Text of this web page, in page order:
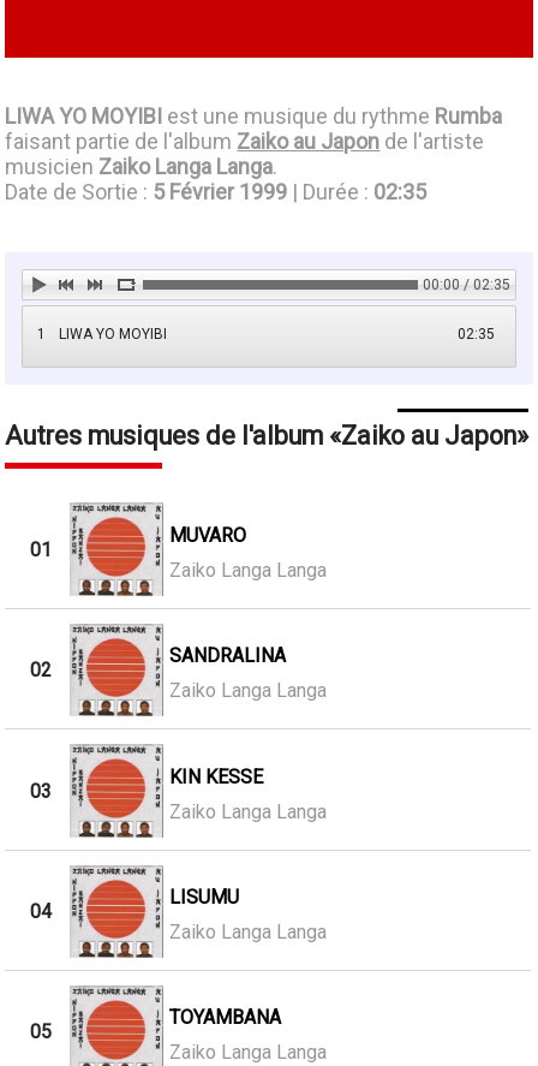
LIWA YO MOYIBI est une musique du rythme Rumba
faisant partie de l'album Zaiko au Japon de l'artiste
musicien Zaiko Langa Langa.
Date de Sortie : 5 Février 1999 | Durée : 02:35
00:00 / 02:35
1 02:35
LIWA YO MOYIBI
Autres musiques de l'album Zaiko au Japon
01
MUVARO
Zaiko Langa Langa
02
SANDRALINA
Zaiko Langa Langa
03
KIN KESSE
Zaiko Langa Langa
04
LISUMU
Zaiko Langa Langa
05
TOYAMBANA
Zaiko Langa Langa